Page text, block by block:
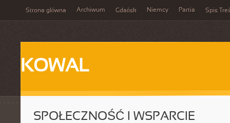
Strona główna Archiwum Gdańsk Niemcy Partia Spis
KOWAL
SPOŁECZNOŚĆ I WSPARCIE